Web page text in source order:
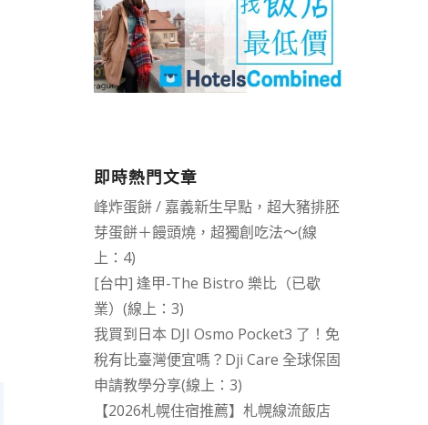
即時熱門文章
峰炸蛋餅 / 嘉義新生早點，超大豬排胚
芽蛋餅＋饅頭燒，超獨創吃法～(線
上：4)
[台中] 逢甲-The Bistro 樂比（已歇
業）(線上：3)
我買到日本 DJI Osmo Pocket3 了！免
稅有比臺灣便宜嗎？Dji Care 全球保固
申請教學分享(線上：3)
【2026札幌住宿推薦】札幌線流飯店